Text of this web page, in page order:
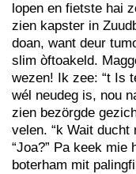
lopen en fietste hai
zien kapster in
doan, want deur
slim òftoakeld.
wezen! Ik zee: “t Is
wél neudeg is, nou
zien bezörgde
velen. “k Wait ducht
“Joa?” Pa keek mie
boterham mit